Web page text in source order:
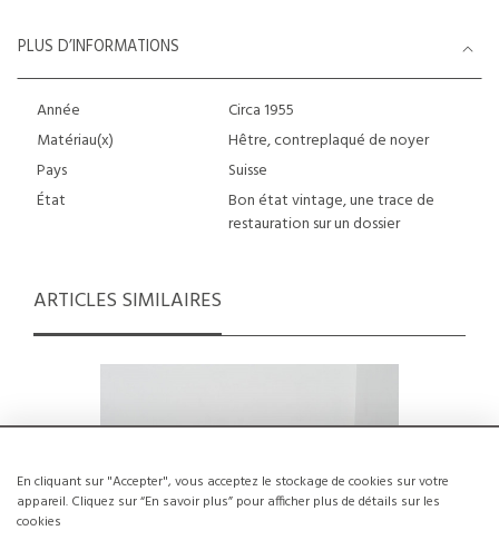
En cliquant sur "Accepter", vous acceptez le stockage de cookies sur votre
appareil. Cliquez sur “En savoir plus” pour afficher plus de détails sur les
cookies
PLUS D’INFORMATIONS
Année
Circa 1955
Matériau(x)
Hêtre, contreplaqué de noyer
Pays
Suisse
État
Bon état vintage, une trace de
restauration sur un dossier
ARTICLES SIMILAIRES